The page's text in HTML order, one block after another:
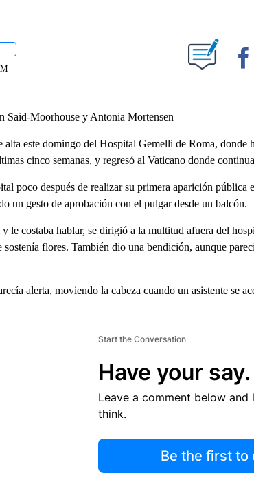
"" TO RECEIVE NOTIFICATIONS ABOUT NEW PAGES ON "".
Said-Moorhouse y Antonia Mortensen
alta este domingo del Hospital Gemelli de Roma, donde
cinco semanas, y regresó al Vaticano donde
poco después de realizar su primera aparición pública
un gesto de aprobación con el pulgar desde un balcón.
le costaba hablar, se dirigió a la multitud afuera del
flores. También dio una bendición, aunque
alerta, moviendo la cabeza cuando un asistente se
Start the Conversation
Have your say.
Leave a comment below
think.
Be the first to